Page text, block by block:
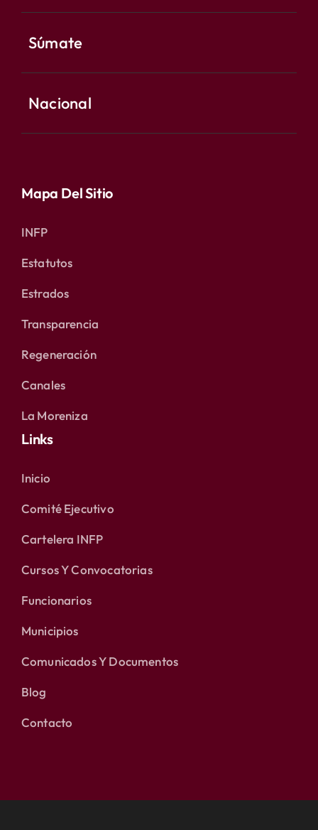
Súmate
Nacional
Mapa Del Sitio
INFP
Estatutos
Estrados
Transparencia
Regeneración
Canales
La Moreniza
Links
Inicio
Comité Ejecutivo
Cartelera INFP
Cursos Y Convocatorias
Funcionarios
Municipios
Comunicados Y Documentos
Blog
Contacto